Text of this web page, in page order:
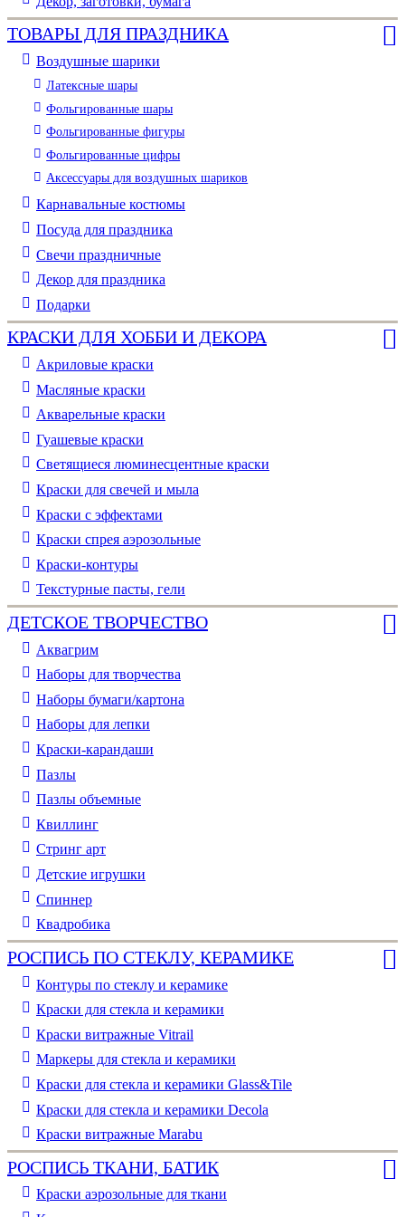
ТОВАРЫ ДЛЯ ПРАЗДНИКА
Воздушные шарики
Латексные шары
Фольгированные шары
Фольгированные фигуры
Фольгированные цифры
Аксессуары для воздушных шариков
Карнавальные костюмы
Посуда для праздника
Свечи праздничные
Декор для праздника
Подарки
КРАСКИ ДЛЯ ХОББИ И ДЕКОРА
Акриловые краски
Масляные краски
Акварельные краски
Гуашевые краски
Светящиеся люминесцентные краски
Краски для свечей и мыла
Краски с эффектами
Краски спрея аэрозольные
Краски-контуры
Текстурные пасты, гели
ДЕТСКОЕ ТВОРЧЕСТВО
Аквагрим
Наборы для творчества
Наборы бумаги/картона
Наборы для лепки
Краски-карандаши
Пазлы
Пазлы объемные
Квиллинг
Стринг арт
Детские игрушки
Спиннер
Квадробика
РОСПИСЬ ПО СТЕКЛУ, КЕРАМИКЕ
Контуры по стеклу и керамике
Краски для стекла и керамики
Краски витражные Vitrail
Маркеры для стекла и керамики
Краски для стекла и керамики Glass&Tile
Краски для стекла и керамики Decola
Краски витражные Marabu
РОСПИСЬ ТКАНИ, БАТИК
Краски аэрозольные для ткани